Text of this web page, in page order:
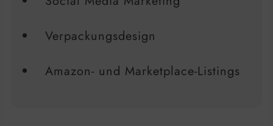
Verpackungsdesign
Amazon- und Marketplace-Listings